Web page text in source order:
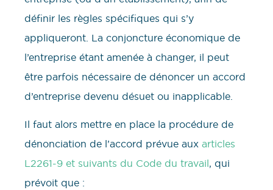
définir les règles spécifiques qui s’y
appliqueront. La conjoncture économique de
l’entreprise étant amenée à changer, il peut
être parfois nécessaire de dénoncer un accord
d’entreprise devenu désuet ou inapplicable.
Il faut alors mettre en place la procédure de
dénonciation de l’accord prévue aux articles
L2261-9 et suivants du Code du travail, qui
prévoit que :